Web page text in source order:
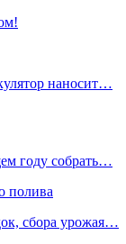
наносит…
году собрать…
полива
сбора урожая…